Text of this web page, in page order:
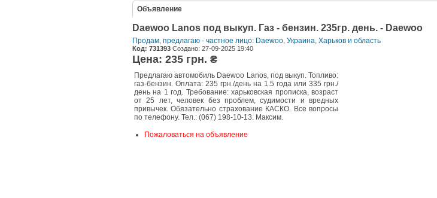
Объявление
Daewoo Lanos под выкуп. Газ - бензин. 235гр. день. - Daewoo
Продам, предлагаю - частное лицо: Daewoo, Украина, Харьков и область
Код: 731393 Создано: 27-09-2025 19:40
Цена: 235 грн. ₴
Предлагаю автомобиль Daewoo Lanos, под выкуп. Топливо:
газ-бензин. Оплата: 235 грн./день на 1.5 года или 335 грн./
день на 1 год. Требование: харьковская прописка, возраст
от 25 лет, человек без проблем, судимости и вредных
привычек. Обязательно страхование КАСКО. Все вопросы
по телефону. Тел.: (067) 198-10-13. Максим.
Пожаловаться на объявление